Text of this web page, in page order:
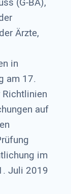
Ärzte,
in
am 17.
auf
im
Juli 2019